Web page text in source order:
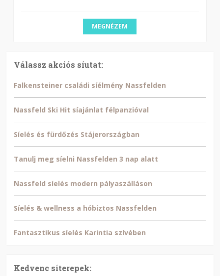
MEGNÉZEM
Válassz akciós síutat:
Falkensteiner családi síélmény Nassfelden
Nassfeld Ski Hit síajánlat félpanzióval
Síelés és fürdőzés Stájerországban
Tanulj meg síelni Nassfelden 3 nap alatt
Nassfeld síelés modern pályaszálláson
Síelés & wellness a hóbiztos Nassfelden
Fantasztikus síelés Karintia szívében
Kedvenc síterepek: